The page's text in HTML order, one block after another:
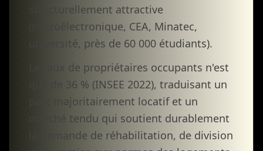
structurellement attractive
(microélectronique, CEA, Minatec,
université, près de 60 000 étudiants).
Le taux de propriétaires occupants n'est
que de 36 % (INSEE 2022), traduisant un
parc majoritairement locatif et un
marché tendu qui soutient durablement
la demande de réhabilitation, de division